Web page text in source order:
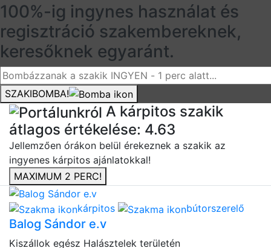
100%-ig ingynes használat és
regisztráció szakembereknek,
keresőknek egyaránt.
SZAKIBOMBA!
A kárpitos szakik
átlagos értékelése: 4.63
Jellemzően órákon belül érekeznek a szakik az
ingyenes kárpitos ajánlatokkal!
MAXIMUM 2 PERC!
kárpitos bútorszerelő
Balog Sándor e.v
Kiszállok egész Halásztelek területén